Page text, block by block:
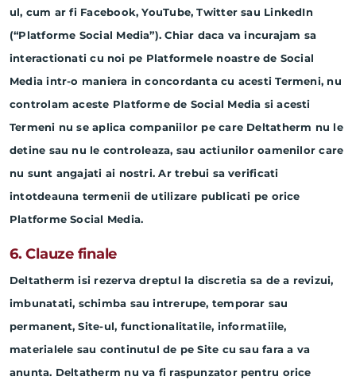
ul, cum ar fi Facebook, YouTube, Twitter sau LinkedIn
(“Platforme Social Media”). Chiar daca va incurajam sa
interactionati cu noi pe Platformele noastre de Social
Media intr-o maniera in concordanta cu acesti Termeni, nu
controlam aceste Platforme de Social Media si acesti
Termeni nu se aplica companiilor pe care Deltatherm nu le
detine sau nu le controleaza, sau actiunilor oamenilor care
nu sunt angajati ai nostri. Ar trebui sa verificati
intotdeauna termenii de utilizare publicati pe orice
Platforme Social Media.
6. Clauze finale
Deltatherm isi rezerva dreptul la discretia sa de a revizui,
imbunatati, schimba sau intrerupe, temporar sau
permanent, Site-ul, functionalitatile, informatiile,
materialele sau continutul de pe Site cu sau fara a va
anunta. Deltatherm nu va fi raspunzator pentru orice